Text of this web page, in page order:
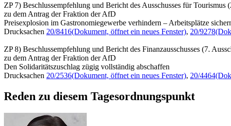
ZP 7) Beschlussempfehlung und Bericht des Ausschusses für Tourismus
zu dem Antrag der Fraktion der AfD
Preisexplosion im Gastronomiegewerbe verhindern – Arbeitsplätze
Drucksachen 20/8416(Dokument, öffnet ein neues Fenster), 20/9278
ZP 8) Beschlussempfehlung und Bericht des Finanzausschusses (7.
zu dem Antrag der Fraktion der AfD
Den Solidaritätszuschlag zügig vollständig abschaffen
Drucksachen 20/2536(Dokument, öffnet ein neues Fenster), 20/4464
Reden zu diesem Tagesordnungspunkt